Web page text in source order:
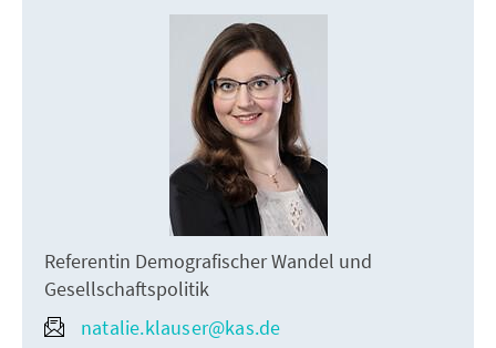
Referentin Demografischer Wandel und
Gesellschaftspolitik
natalie.klauser@kas.de